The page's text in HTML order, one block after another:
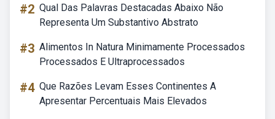
#2 Qual Das Palavras Destacadas Abaixo Não
Representa Um Substantivo Abstrato
#3 Alimentos In Natura Minimamente Processados
Processados E Ultraprocessados
#4 Que Razões Levam Esses Continentes A
Apresentar Percentuais Mais Elevados